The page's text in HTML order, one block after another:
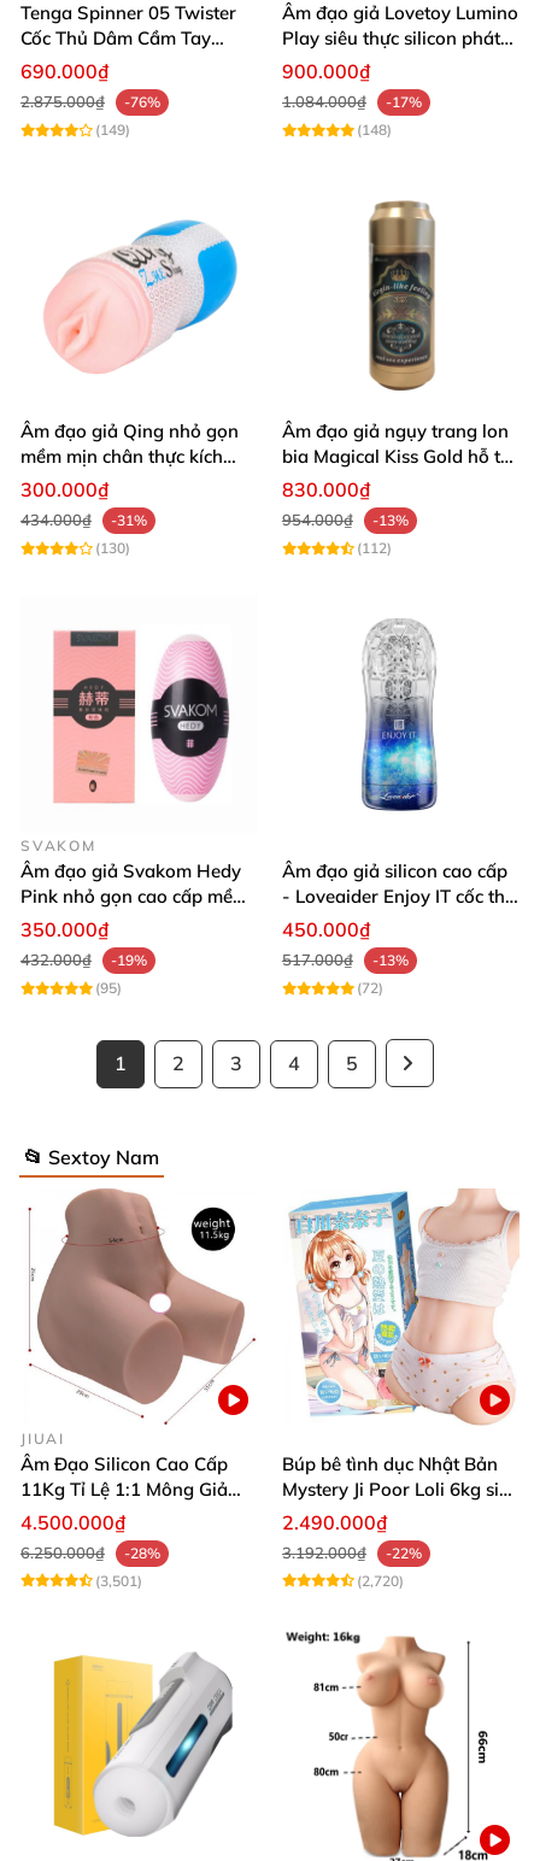
Tenga Spinner 05 Twister
Cốc Thủ Dâm Cầm Tay
Silicon Xoắn Ốc
690.000₫
2.875.000₫
-76%
(149)
Âm đạo giả Lovetoy Lumino
Play siêu thực silicon phát
quang
900.000₫
1.084.000₫
-17%
(148)
Âm đạo giả Qing nhỏ gọn
mềm mịn chân thực kích
thích cực mạnh
300.000₫
434.000₫
-31%
(130)
Âm đạo giả ngụy trang lon
bia Magical Kiss Gold hỗ trợ
cực khoái nhanh
830.000₫
954.000₫
-13%
(112)
SVAKOM
Âm đạo giả Svakom Hedy
Pink nhỏ gọn cao cấp mềm
mịn giá tốt
350.000₫
432.000₫
-19%
(95)
Âm đạo giả silicon cao cấp
- Loveaider Enjoy IT cốc thủ
dâm ôm khít
450.000₫
517.000₫
-13%
(72)
1 2 3 4 5
📂 Sextoy Nam
JIUAI
Âm Đạo Silicon Cao Cấp
11Kg Tỉ Lệ 1:1 Mông Giả
Nguyên Khối Kích Thước
Thật Jiuai Nhật Bản
4.500.000₫
6.250.000₫
-28%
(3,501)
Búp bê tình dục Nhật Bản
Mystery Ji Poor Loli 6kg siêu
thực
2.490.000₫
3.192.000₫
-22%
(2,720)